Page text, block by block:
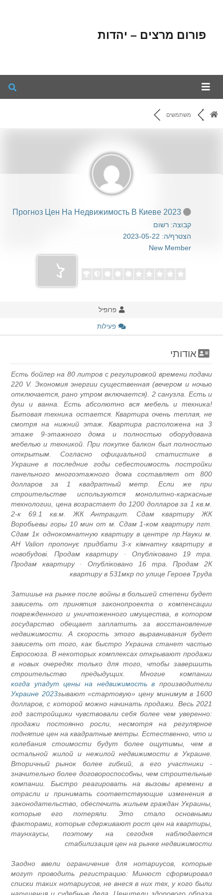
פורום מרצים – יהדות
משתמשים
Прогноз Цен На Недвижимость В Киеве 2023
קבוצה: רשום
הצטרף/ה: 2023-05-22
New Member
פרופיל
פעילות
אודותי
Есть бойлер на 80 литров с регулировкой времени подачи
220 V. Экономия энергии существенная (вечером и ночью
отключается, рано утром включается). 2 санузла. Есть и
душ и ванна. Есть абсолютно вся мебель и техника!
Бытовая техника остается. Квартира очень теплая, не
смотря на нижний этаж. Квартира расположена на 3
этаже 9-этажного дома и полностью оборудована
мебелью и техникой. При покупке балкон был полностью
открытым. Согласно официальной статистике в
Украине в последние годы себестоимость постройки
панельного многоэтажного дома составляет от 800
долларов за 1 квадратный метр. Если же при
строительстве используются монолитно-каркасные
технологии, цена возрастает до 1200 долларов за 1 кв.м.
2-к 69.1 кв.м. ЖК Антрацит. Сдам квартиру ЖК
Воробьевы горы 10 мин от м. Сдам 1-ком квартиру пгт.
Сдам 1к однокомнатную квартиру в центре пр.Науки м.
АН Valion пропонує придбати 3-х кімнатну квартиру в
новобудові. Продам квартиру · Опубліковано 19 тра.
Продам квартиру · Опубліковано 16 тра. Продам 2К
квартиру в 531мкр по улице Героев Труда
Затишье на рынке после войны в большей степени будет
зависеть от принятия законопроекта о компенсации
поврежденного и уничтоженного имущества, в котором
государство обещает заплатить за восстановление
недвижимости. А скорость этого выравнивания будет
зависеть от того, как быстро Украина станет частью
Евросоюза. В некоторых комплексах открывают продажи
в новых очередях только для того, чтобы завершить
строительство предыдущих. Многие компании
производители
когда упадут цены на недвижимость в
Украине 2023зывают «стартовую» цену минимум в 1600
долларов, с которой можно начинать продажи. Весь 2021
год застройщики чувствовали себя более чем уверенно:
продажи постоянно росли, несмотря на регулярное
поднятие цен на квадратные метры. Естественно, что и
колебания стоимости будут более ощутимы, чем в
остальной жилой и нежилой недвижимости в Украине.
Вторичный рынок более гибкий, а его участники -
значительно более договороспособны, чем строительные
компании. Быстро реагировать на вызовы времени в
отрасли и принимать соответствующие изменения в
законодательство, обеспечить жильем граждан Украины,
которые его потеряли. Это стало основными
факторами, которые сдерживают рост цен на квартиры,
таунхаусы, поэтому на сегодня наблюдается
стабилизация цен на рынке недвижимости
Заодно ввели ограничение для нотариусов, которые
могут проводить регистрацию: Минюст сформировал
списки таких нотариусов, не внеся в них тех, у кого были